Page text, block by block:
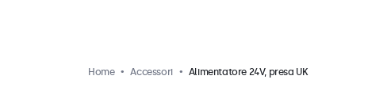
Home Accessori Alimentatore 24V, presa UK